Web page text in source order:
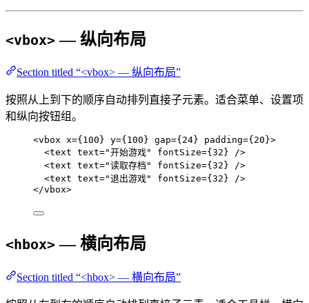
<vbox> — 纵向布局
Section titled “<vbox> — 纵向布局”
按照从上到下的顺序自动排列直接子元素。适合菜单、设置项
和纵向按钮组。
<vbox x={ 100 } y={ 100 } gap={ 24} padding={ 20 }>
<text text="开始游戏" fontSize={ 32 } />
<text text="读取存档 " fontSize={ 32 } />
<text text="退出游戏" fontSize={ 32 } />
</vbox>
<hbox> — 横向布局
Section titled “<hbox> — 横向布局”